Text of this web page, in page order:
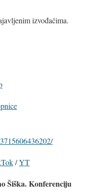
izvođačima.
/YT
Šiška. Konferenciju